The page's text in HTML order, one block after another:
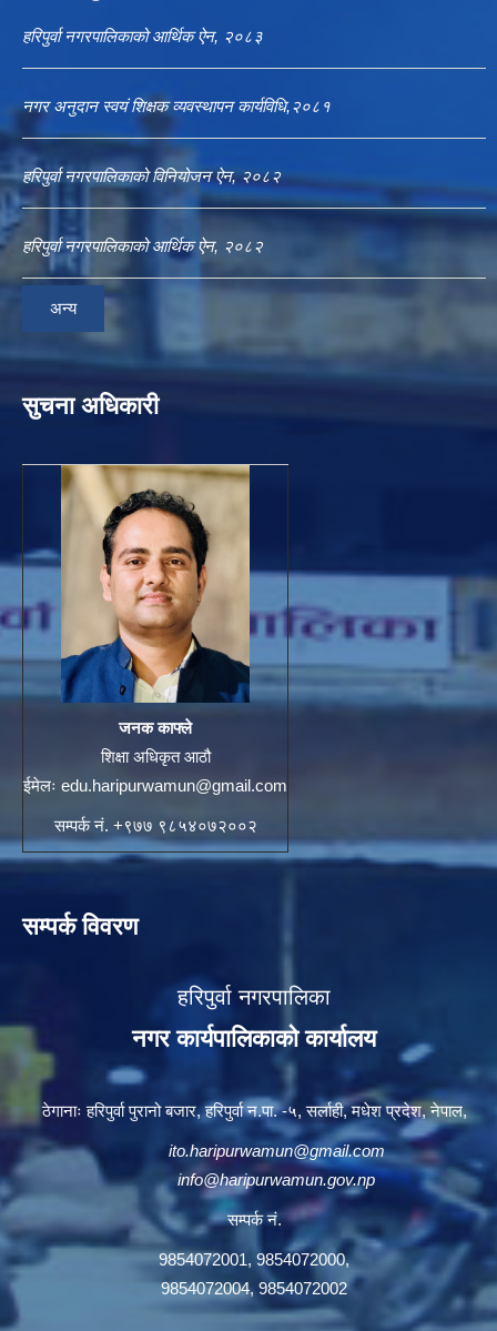
हरिपुर्वा नगरपालिकाको आर्थिक ऐन, २०८३
नगर अनुदान स्वयं शिक्षक व्यवस्थापन कार्यविधि,२०८१
हरिपुर्वा नगरपालिकाको विनियोजन ऐन, २०८२
हरिपुर्वा नगरपालिकाको आर्थिक ऐन, २०८२
अन्य
सुचना अधिकारी
जनक काफ्ले
शिक्षा अधिकृत आठौ
ईमेलः edu.haripurwamun@gmail.com
सम्पर्क नं. +९७७ ९८५४०७२००२
सम्पर्क विवरण
हरिपुर्वा नगरपालिका
नगर कार्यपालिकाको कार्यालय
ठेगानाः हरिपुर्वा पुरानो बजार, हरिपुर्वा न.पा. -५, सर्लाही, मधेश प्रदेश, नेपाल,
ito.haripurwamun@gmail.com
info@haripurwamun.gov.np
सम्पर्क नं.
9854072001, 9854072000,
9854072004, 9854072002